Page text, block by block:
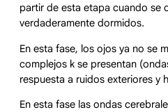
partir de esta etapa cuando se
verdaderamente dormidos.
En esta fase, los ojos ya no se
complejos k se presentan
respuesta a ruidos exteriores y
En esta fase las ondas